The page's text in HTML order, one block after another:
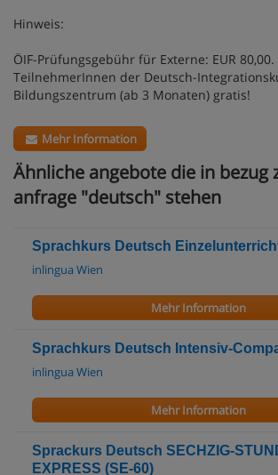
Hinweis:
ÖIF-Prüfungsgebühr für Externe: EUR 80,00.
TeilnehmerInnen der Deutsch-
Bildungszentrum (ab 3 Monaten) gratis!
Mehr Information
Ähnliche angebote die in bezug
anfrage "deutsch" stehen
Sprachkurs Deutsch
inlingua Wien
Mehr Information
Sprachkurs Deutsch Intensiv-
inlingua Wien
Mehr Information
Sprackurs Deutsch SECHZIG-
EXPRESS (SE-60)